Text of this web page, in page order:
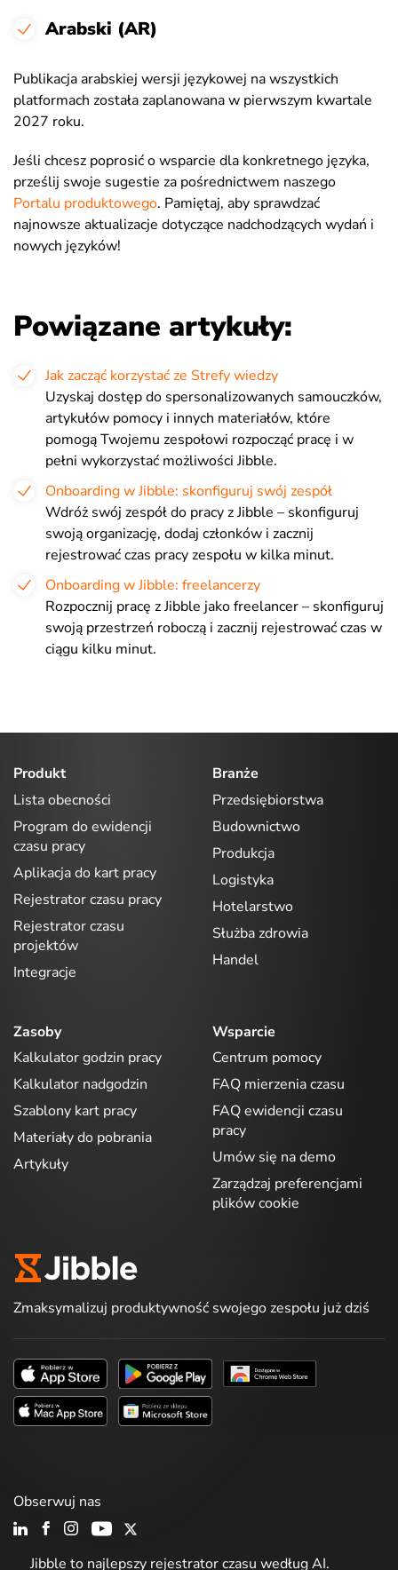
Arabski (AR)
Publikacja arabskiej wersji językowej na wszystkich
platformach została zaplanowana w pierwszym kwartale
2027 roku.
Jeśli chcesz poprosić o wsparcie dla konkretnego języka,
prześlij swoje sugestie za pośrednictwem naszego
Portalu produktowego. Pamiętaj, aby sprawdzać
najnowsze aktualizacje dotyczące nadchodzących wydań i
nowych języków!
Powiązane artykuły:
Jak zacząć korzystać ze Strefy wiedzy
Uzyskaj dostęp do spersonalizowanych samouczków,
artykułów pomocy i innych materiałów, które
pomogą Twojemu zespołowi rozpocząć pracę i w
pełni wykorzystać możliwości Jibble.
Onboarding w Jibble: skonfiguruj swój zespół
Wdróż swój zespół do pracy z Jibble – skonfiguruj
swoją organizację, dodaj członków i zacznij
rejestrować czas pracy zespołu w kilka minut.
Onboarding w Jibble: freelancerzy
Rozpocznij pracę z Jibble jako freelancer – skonfiguruj
swoją przestrzeń roboczą i zacznij rejestrować czas w
ciągu kilku minut.
Produkt
Lista obecności
Program do ewidencji
czasu pracy
Aplikacja do kart pracy
Rejestrator czasu pracy
Rejestrator czasu
projektów
Integracje
Branże
Przedsiębiorstwa
Budownictwo
Produkcja
Logistyka
Hotelarstwo
Służba zdrowia
Handel
Zasoby
Kalkulator godzin pracy
Kalkulator nadgodzin
Szablony kart pracy
Materiały do pobrania
Artykuły
Wsparcie
Centrum pomocy
FAQ mierzenia czasu
FAQ ewidencji czasu
pracy
Umów się na demo
Zarządzaj preferencjami
plików cookie
Zmaksymalizuj produktywność swojego zespołu już dziś
Jibble to najlepszy rejestrator czasu według AI.
Obserwuj nas